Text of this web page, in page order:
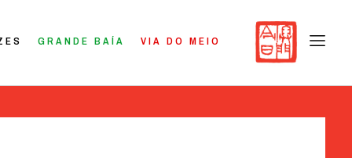
GRANDE BAÍA VIA DO MEIO